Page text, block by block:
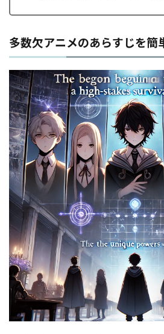
多数欠アニメのあらすじを簡